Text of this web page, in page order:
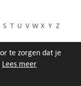
te zorgen dat je
Lees meer
S T U V W X Y Z